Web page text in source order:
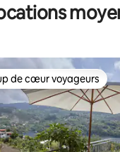
de cœur voyageurs
de cœur voyageurs